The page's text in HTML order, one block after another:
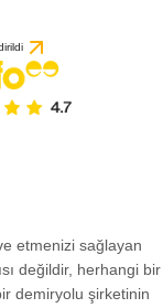
etmenizi sağlayan
değildir, herhangi bir
demiryolu şirketinin